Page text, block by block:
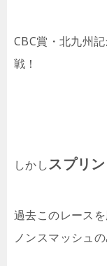
CBC賞・北九州
戦！
しかしスプリ
過去このレース
ノンスマッシュの